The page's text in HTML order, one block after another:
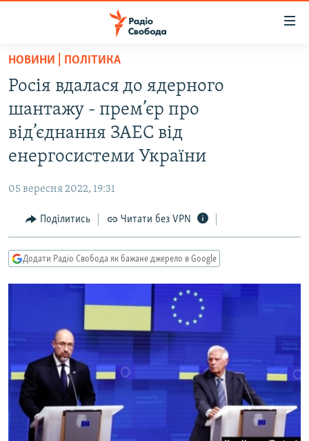
Перейти
основного
матеріалу
Перейти
до
основної
Перейти
пошуку
ВСЕ ЗА ДОБУ
СТАТТІ
СУСПІЛЬСТВО
КУЛЬТУРА
СПОРТ
ДОНБАС.РЕАЛІЇ
КРИМ.РЕАЛІЇ
ТИ ЯК?
МУЛЬТИМЕДІА
ФОТО
СПЕЦПРОЄКТИ
ПОДКАСТИ
КРИМ РЕАЛІЇ
НОВИНИ | ПОЛІТИКА
Росія вдалася до ядерного
шантажу - прем’єр про
від’єднання ЗАЕС від
енергосистеми України
05 вересня 2022, 19:31
Поділитись Читати без VPN
Додати Радіо Свобода як бажане джерело в Google